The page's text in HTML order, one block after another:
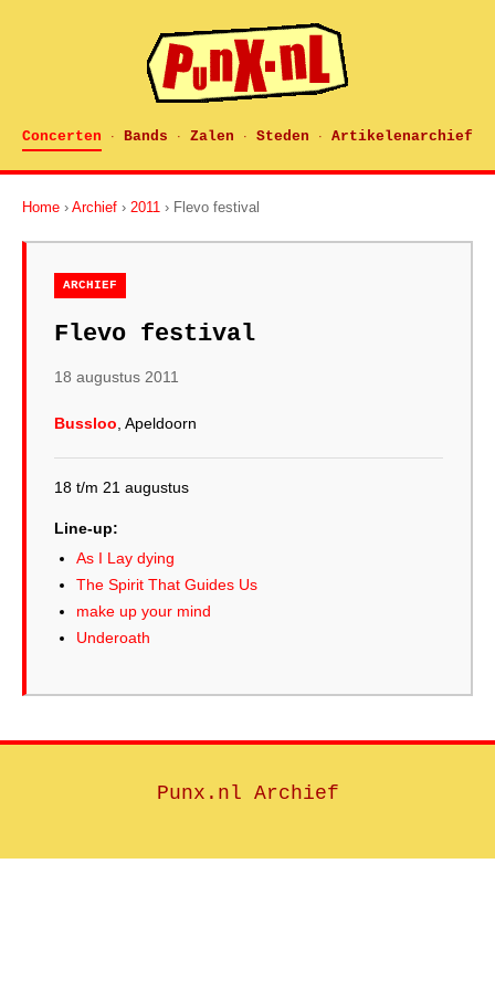
Concerten · Bands · Zalen · Steden · Artikelenarchief
Home › Archief › 2011 › Flevo festival
ARCHIEF
Flevo festival
18 augustus 2011
Bussloo , Apeldoorn
18 t/m 21 augustus
Line-up:
As I Lay dying
The Spirit That Guides Us
make up your mind
Underoath
Punx.nl Archief